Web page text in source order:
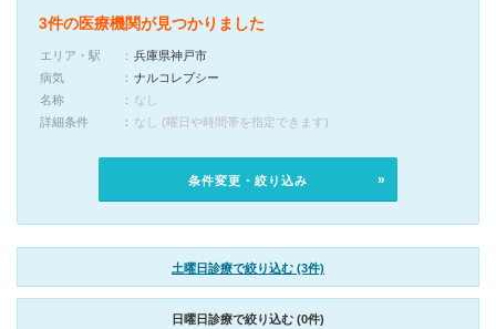
3件の医療機関が見つかりました
エリア・駅
兵庫県神戸市
病気
ナルコレプシー
名称
なし
詳細条件
なし (曜日や時間帯を指定できます)
条件変更・絞り込み
土曜日診療で絞り込む (3件)
日曜日診療で絞り込む (0件)